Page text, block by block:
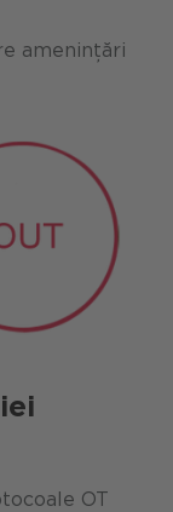
amenințări
OT